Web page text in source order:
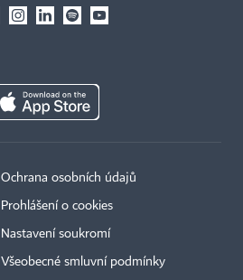
Ochrana osobních údajů
Prohlášení o cookies
Nastavení soukromí
Všeobecné smluvní podmínky